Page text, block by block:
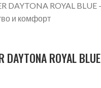
DAYTONA ROYAL BLUE